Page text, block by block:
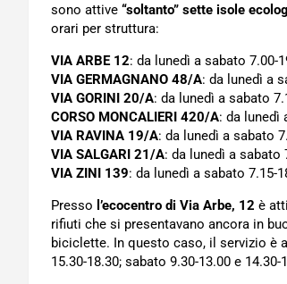
sono attive “soltanto” sette isole
orari per struttura:
VIA ARBE 12: da lunedì a sabato 7.00-
VIA GERMAGNANO 48/A: da lunedì a
VIA GORINI 20/A: da lunedì a sabato
CORSO MONCALIERI 420/A: da lunedì
VIA RAVINA 19/A: da lunedì a sabato
VIA SALGARI 21/A: da lunedì a sabato
VIA ZINI 139: da lunedì a sabato 7.15-
Presso l’ecocentro di Via Arbe, 12 è
rifiuti che si presentavano ancora in
biciclette. In questo caso, il servizio è
15.30-18.30; sabato 9.30-13.00 e 14.30-